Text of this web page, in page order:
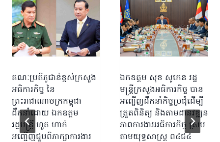
គណៈប្រតិភូជាន់ខ្ពស់ក្រសួង
អធិការកិច្ច នៃ
ព្រះរាជាណាចក្រកម្ពុជា
ដឹកនាំដោយ ឯកឧត្តម
រដ្ឋមន្រ្តី ហួត ហាក់
អញ្ជើញជួបពិភាក្សាការងារ
ឯកឧត្តម សុខ សូកេន រដ្ឋ
មន្ត្រីក្រសួងអធិការកិច្ច បាន
អញ្ជើញដឹកនាំកិច្ចប្រជុំដើម្បី
ត្រួតពិនិត្យ និងតាមដានវឌ្ឍន
ភាពការងារអធិការកិច្ច ស្រប
តាមយុទ្ធសាស្រ្ត ព៤ជ៤